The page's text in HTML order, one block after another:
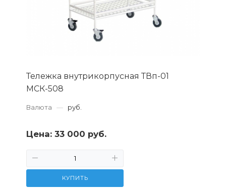
Тележка внутрикорпусная ТВп-01
МСК-508
Валюта — руб.
Цена: 33 000 руб.
КУПИТЬ